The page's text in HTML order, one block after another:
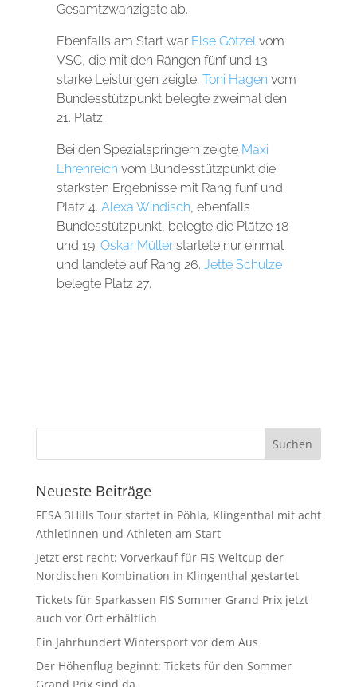
Gesamtzwanzigste ab.
Ebenfalls am Start war Else Götzel vom
VSC, die mit den Rängen fünf und 13
starke Leistungen zeigte. Toni Hagen vom
Bundesstützpunkt belegte zweimal den
21. Platz.
Bei den Spezialspringern zeigte Maxi
Ehrenreich vom Bundesstützpunkt die
stärksten Ergebnisse mit Rang fünf und
Platz 4. Alexa Windisch , ebenfalls
Bundesstützpunkt, belegte die Plätze 18
und 19. Oskar Müllerstartete nur einmal
und landete auf Rang 26. Jette Schulze
belegte Platz 27.
Neueste Beiträge
FESA 3Hills Tour startet in Pöhla, Klingenthal mit acht
Athletinnen und Athleten am Start
Jetzt erst recht: Vorverkauf für FIS Weltcup der
Nordischen Kombination in Klingenthal gestartet
Tickets für Sparkassen FIS Sommer Grand Prix jetzt
auch vor Ort erhältlich
Ein Jahrhundert Wintersport vor dem Aus
Der Höhenflug beginnt: Tickets für den Sommer